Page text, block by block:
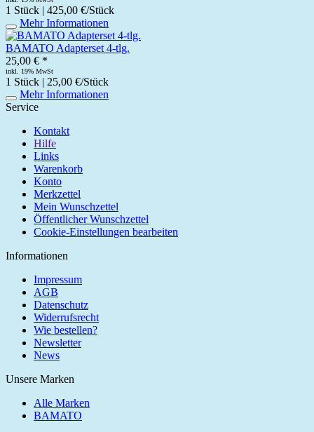
1 Stück | 425,00 €/Stück
Mehr Informationen
BAMATO Adapterset 4-tlg.
25,00 € *
inkl. 19% MwSt
1 Stück | 25,00 €/Stück
Mehr Informationen
Service
Kontakt
Hilfe
Links
Warenkorb
Konto
Merkzettel
Mein Wunschzettel
Öffentlicher Wunschzettel
Cookie-Einstellungen bearbeiten
Informationen
Impressum
AGB
Datenschutz
Widerrufsrecht
Wie bestellen?
Newsletter
News
Unsere Marken
Alle Marken
BAMATO